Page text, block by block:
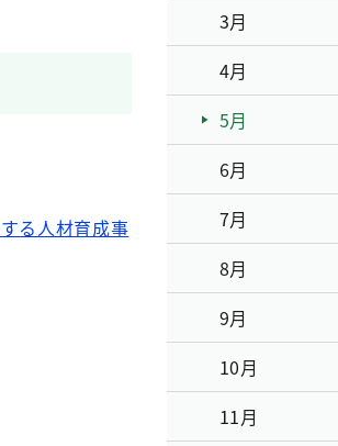
る人材育成事
3月
4月
5月
6月
7月
8月
9月
10月
11月